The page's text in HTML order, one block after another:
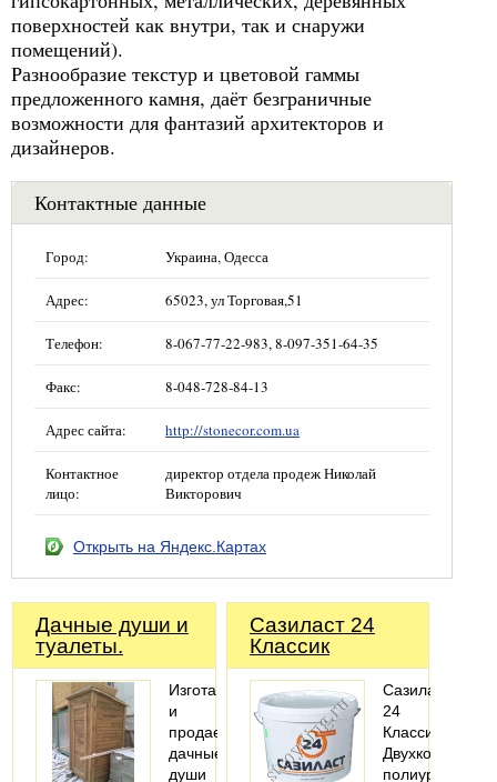
поверхностей как внутри, так и снаружи
помещений).
Разнообразие текстур и цветовой гаммы
предложенного камня, даёт безграничные
возможности для фантазий архитекторов и
дизайнеров.
Контактные данные
Город: Украина, Одесса
Адрес: 65023, ул Торговая,51
Телефон: 8-067-77-22-983, 8-097-351-64-35
Факс: 8-048-728-84-13
Адрес сайта: http://stonecor.com.ua
Контактное
лицо:
директор отдела продеж Николай
Викторович
Открыть на Яндекс.Картах
Дачные души и
туалеты.
Изготавливаем
и
продаем
дачные
души
Сазиласт 24
Классик
Сазиласт
24
Классик-